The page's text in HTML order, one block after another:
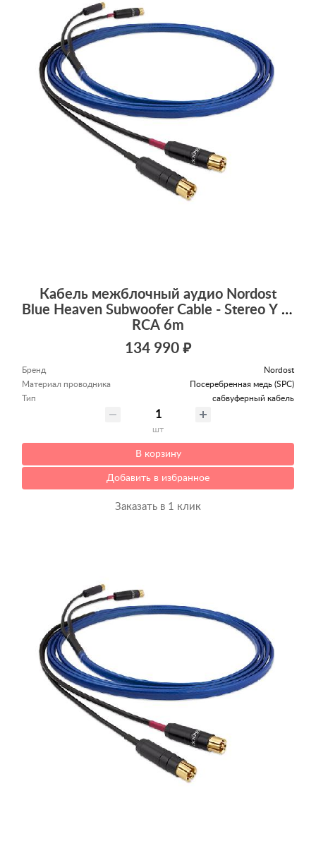
Кабель межблочный аудио Nordost
Blue Heaven Subwoofer Cable - Stereo Y to Y
RCA 6m
134 990 ₽
Бренд
Nordost
Материал проводника
Посеребренная медь (SPC)
Тип
сабвуферный кабель
шт
В корзину
Добавить в избранное
Заказать в 1 клик